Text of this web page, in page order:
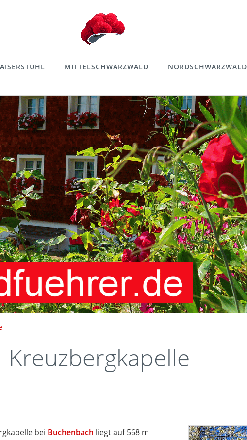
MITTELSCHWARZWALD NORDSCHWARZWALD
Kreuzbergkapelle
bei Buchenbach liegt auf 568 m